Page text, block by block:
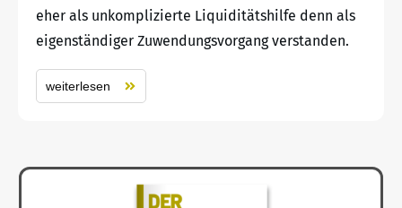
eher als unkomplizierte Liquiditätshilfe denn als
eigenständiger Zuwendungsvorgang verstanden.
weiterlesen